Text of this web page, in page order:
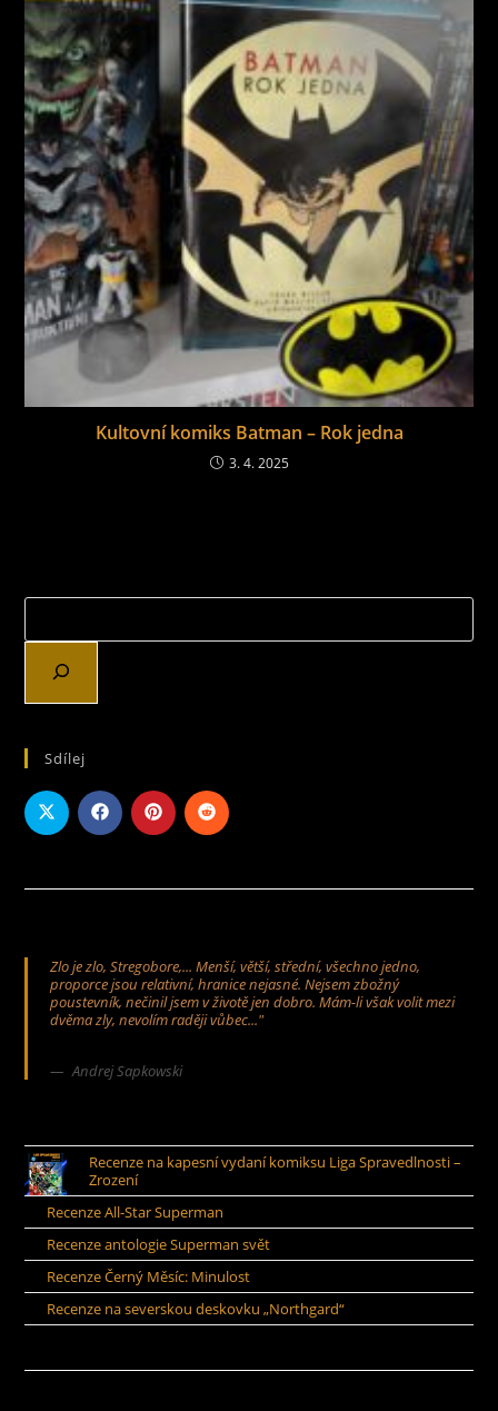
Kultovní komiks Batman – Rok jedna
3. 4. 2025
Sdílej
Zlo je zlo, Stregobore,... Menší, větší, střední, všechno jedno,
proporce jsou relativní, hranice nejasné. Nejsem zbožný
poustevník, nečinil jsem v životě jen dobro. Mám-li však volit mezi
dvěma zly, nevolím raději vůbec..."
Andrej Sapkowski
Recenze na kapesní vydaní komiksu Liga Spravedlnosti –
Zrození
Recenze All-Star Superman
Recenze antologie Superman svět
Recenze Černý Měsíc: Minulost
Recenze na severskou deskovku „Northgard“